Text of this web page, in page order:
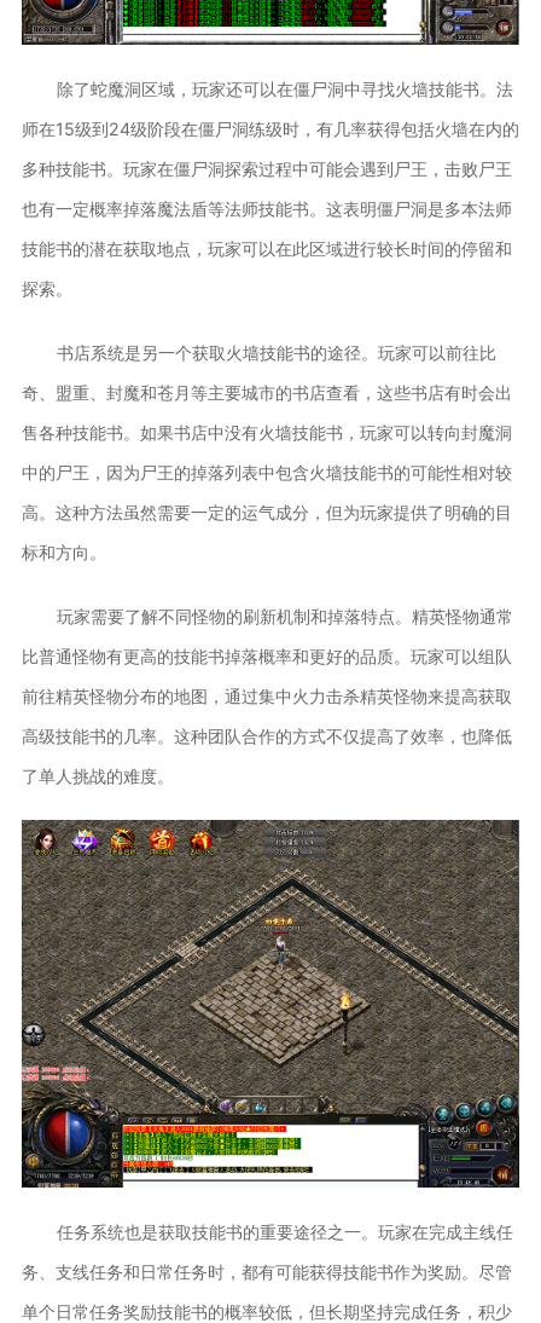
除了蛇魔洞区域，玩家还可以在僵尸洞中寻找火墙技能书。法
师在15级到24级阶段在僵尸洞练级时，有几率获得包括火墙在内的
多种技能书。玩家在僵尸洞探索过程中可能会遇到尸王，击败尸王
也有一定概率掉落魔法盾等法师技能书。这表明僵尸洞是多本法师
技能书的潜在获取地点，玩家可以在此区域进行较长时间的停留和
探索。
书店系统是另一个获取火墙技能书的途径。玩家可以前往比
奇、盟重、封魔和苍月等主要城市的书店查看，这些书店有时会出
售各种技能书。如果书店中没有火墙技能书，玩家可以转向封魔洞
中的尸王，因为尸王的掉落列表中包含火墙技能书的可能性相对较
高。这种方法虽然需要一定的运气成分，但为玩家提供了明确的目
标和方向。
玩家需要了解不同怪物的刷新机制和掉落特点。精英怪物通常
比普通怪物有更高的技能书掉落概率和更好的品质。玩家可以组队
前往精英怪物分布的地图，通过集中火力击杀精英怪物来提高获取
高级技能书的几率。这种团队合作的方式不仅提高了效率，也降低
了单人挑战的难度。
任务系统也是获取技能书的重要途径之一。玩家在完成主线任
务、支线任务和日常任务时，都有可能获得技能书作为奖励。尽管
单个日常任务奖励技能书的概率较低，但长期坚持完成任务，积少